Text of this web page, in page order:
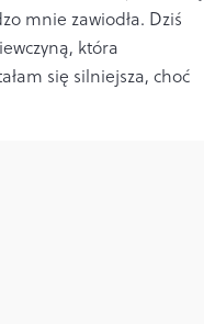
mnie zawiodła. Dziś
która
się silniejsza, choć